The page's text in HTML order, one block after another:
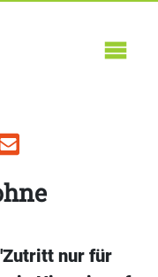
nur für